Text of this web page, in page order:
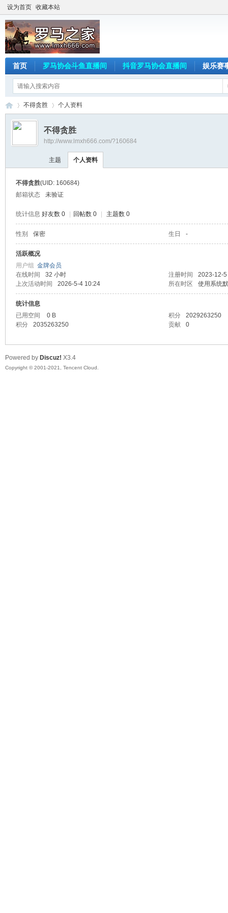
设为首页 收藏本站
首页 罗马协会斗鱼直播间 抖音罗马协会直播间 娱乐赛
›
不得贪胜 个人资料
不得贪胜
http://www.lmxh666.com/?160684
主题 个人资料
不得贪胜(UID: 160684)
邮箱状态
未验证
统计信息 好友数 0 回帖数 0 主题数 0
性别 保密 生日 -
活跃概况
用户组 金牌会员
在线时间
32 小时 注册时间
2023-12-
上次活动时间
2026-5-4 10:24 所在时区 使用系统
统计信息
已用空间
0 B 积分
2029263250
积分
2035263250 贡献 0
Powered by Discuz! X3.4
Copyright © 2001-2021, Tencent Cloud.